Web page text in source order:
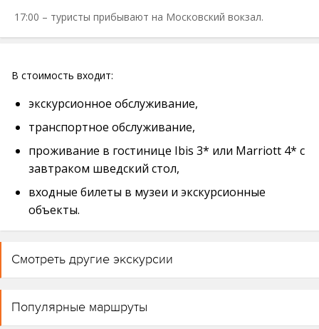
17:00 – туристы прибывают на Московский вокзал.
В стоимость входит:
экскурсионное обслуживание,
транспортное обслуживание,
проживание в гостинице Ibis 3* или Marriott 4* с
завтраком шведский стол,
входные билеты в музеи и экскурсионные
объекты.
Смотреть другие экскурсии
Популярные маршруты